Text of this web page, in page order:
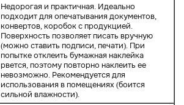
Недорогая и практичная. Идеально
подходит для опечатывания документов,
конвертов, коробок с продукцией.
Поверхность позволяет писать вручную
(можно ставить подписи, печати). При
попытке отклеить бумажная наклейка
рвется, поэтому повторно наклеить ее
невозможно. Рекомендуется для
использования в помещениях (боится
сильной влажности).